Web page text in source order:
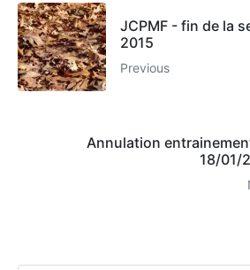
JCPMF - fin de la
2015
Previous
Annulation
18/01/